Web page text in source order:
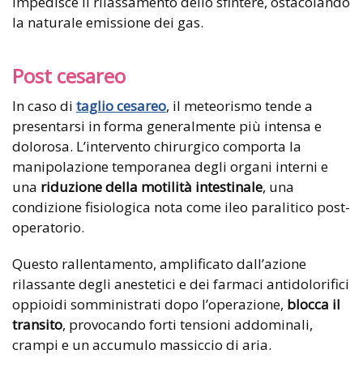
la naturale emissione dei gas.
Post cesareo
In caso di taglio cesareo, il meteorismo tende a
presentarsi in forma generalmente più intensa e
dolorosa. L’intervento chirurgico comporta la
manipolazione temporanea degli organi interni e
una riduzione della motilità intestinale, una
condizione fisiologica nota come ileo paralitico post-
operatorio.
Questo rallentamento, amplificato dall’azione
rilassante degli anestetici e dei farmaci antidolorifici
oppioidi somministrati dopo l’operazione, blocca il
transito, provocando forti tensioni addominali,
crampi e un accumulo massiccio di aria.